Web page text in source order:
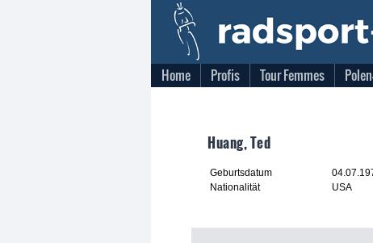
Home Profis Tour Femmes
Huang, Ted
Geburtsdatum
Nationalität
USA